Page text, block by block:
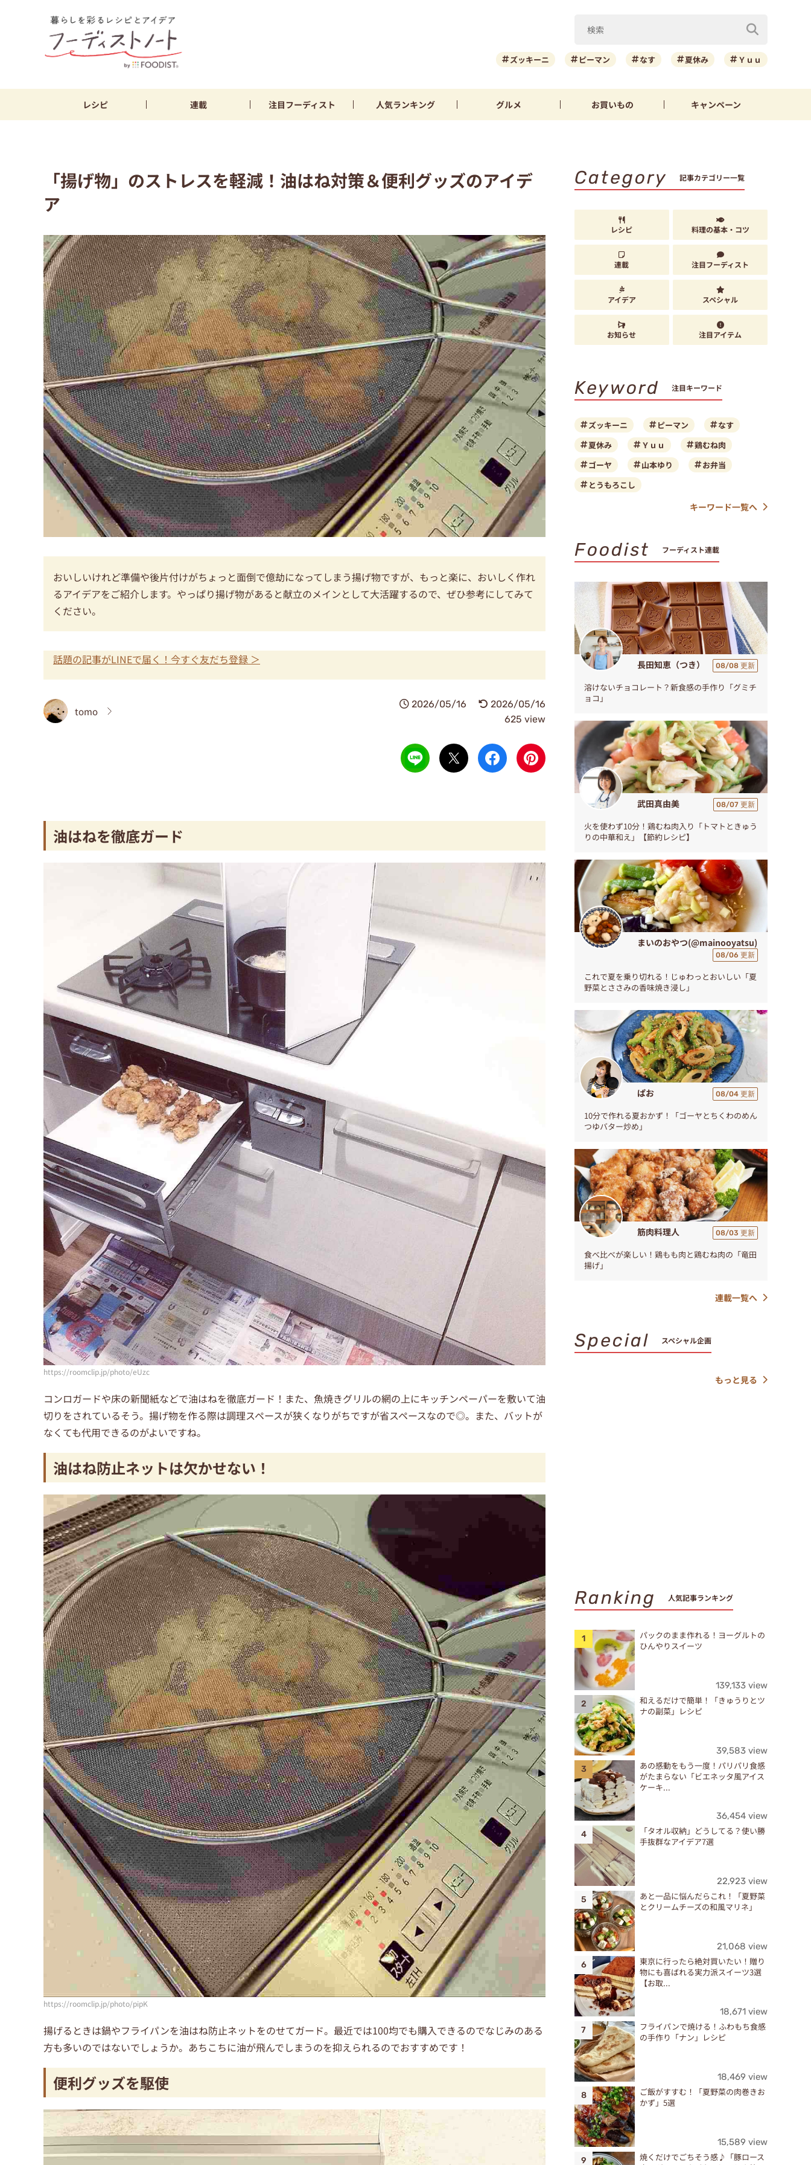
ズッキーニ ピーマン なす 夏休み Ｙｕｕ
レシピ 連載 注目フーディスト 人気ランキング グルメ お買いもの キャンペーン
「揚げ物」のストレスを軽減！油はね対策＆便利グッズのアイデ
ア
おいしいけれど準備や後片付けがちょっと面倒で億劫になってしまう揚げ物ですが、もっと楽に、おいしく作れ
るアイデアをご紹介します。やっぱり揚げ物があると献立のメインとして大活躍するので、ぜひ参考にしてみて
ください。
話題の記事がLINEで届く！今すぐ友だち登録 ＞
tomo
2026/05/16
2026/05/16
625 view
油はねを徹底ガード
https://roomclip.jp/photo/eUzc
コンロガードや床の新聞紙などで油はねを徹底ガード！また、魚焼きグリルの網の上にキッチンペーパーを敷いて油
切りをされているそう。揚げ物を作る際は調理スペースが狭くなりがちですが省スペースなので◎。また、バットが
なくても代用できるのがよいですね。
油はね防止ネットは欠かせない！
https://roomclip.jp/photo/pipK
揚げるときは鍋やフライパンを油はね防止ネットをのせてガード。最近では100均でも購入できるのでなじみのある
方も多いのではないでしょうか。あちこちに油が飛んでしまうのを抑えられるのでおすすめです！
便利グッズを駆使
Category 記事カテゴリー一覧
レシピ 料理の基本・コツ
連載 注目フーディスト
アイデア スペシャル
お知らせ 注目アイテム
Keyword 注目キーワード
ズッキーニ ピーマン
なす
夏休み
Ｙｕｕ
鶏むね肉
ゴーヤ
山本ゆり
お弁当
とうもろこし
キーワード一覧へ
Foodist フーディスト連載
長田知恵（つき） 08/08 更新
溶けないチョコレート？新食感の手作り「グミチ
ョコ」
武田真由美 08/07 更新
火を使わず10分！鶏むね肉入り「トマトときゅう
りの中華和え」【節約レシピ】
まいのおやつ(@mainooyatsu)
08/06 更新
これで夏を乗り切れる！じゅわっとおいしい「夏
野菜とささみの香味焼き浸し」
ぱお 08/04 更新
10分で作れる夏おかず！「ゴーヤとちくわのめん
つゆバター炒め」
筋肉料理人 08/03 更新
食べ比べが楽しい！鶏もも肉と鶏むね肉の「竜田
揚げ」
連載一覧へ
Special スペシャル企画
もっと見る
Ranking 人気記事ランキング
パックのまま作れる！ヨーグルトの
ひんやりスイーツ
139,133 view
和えるだけで簡単！「きゅうりとツ
ナの副菜」レシピ
39,583 view
あの感動をもう一度！パリパリ食感
がたまらない「ビエネッタ風アイス
ケーキ...
36,454 view
「タオル収納」どうしてる？使い勝
手抜群なアイデア7選
22,923 view
あと一品に悩んだらこれ！「夏野菜
とクリームチーズの和風マリネ」
21,068 view
東京に行ったら絶対買いたい！贈り
物にも喜ばれる実力派スイーツ3選
【お取...
18,671 view
フライパンで焼ける！ふわもち食感
の手作り「ナン」レシピ
18,469 view
ご飯がすすむ！「夏野菜の肉巻きお
かず」5選
15,589 view
焼くだけでごちそう感♪「豚ロース